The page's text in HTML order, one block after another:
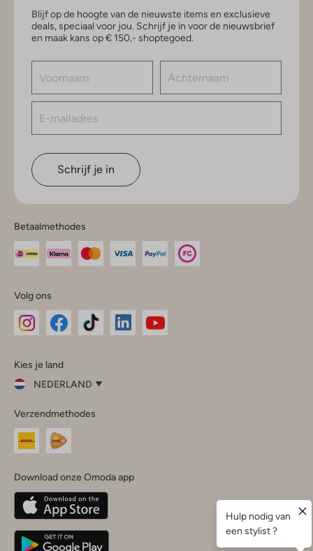
Blijf op de hoogte van de nieuwste items en exclusieve
deals, speciaal voor jou. Schrijf je in voor de nieuwsbrief
en maak kans op € 150,- shoptegoed.
Schrijf je in
Betaalmethodes
Volg ons
InstagramFacebook
Kies je land
NEDERLAND
je
land
Nederland
Belgique(Français)
Deutschland
Verzendmethodes
Download onze Omoda app